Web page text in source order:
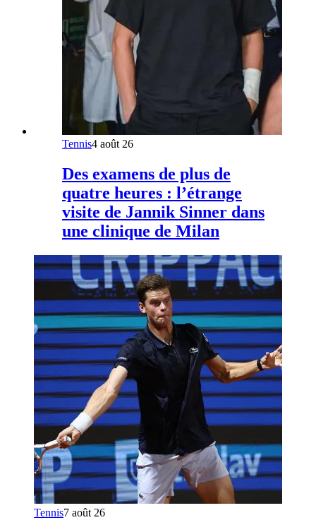
Tennis4 août 26
Des examens de plus de
quatre heures : l’étrange
visite de Jannik Sinner dans
une clinique de Milan
Tennis7 août 26